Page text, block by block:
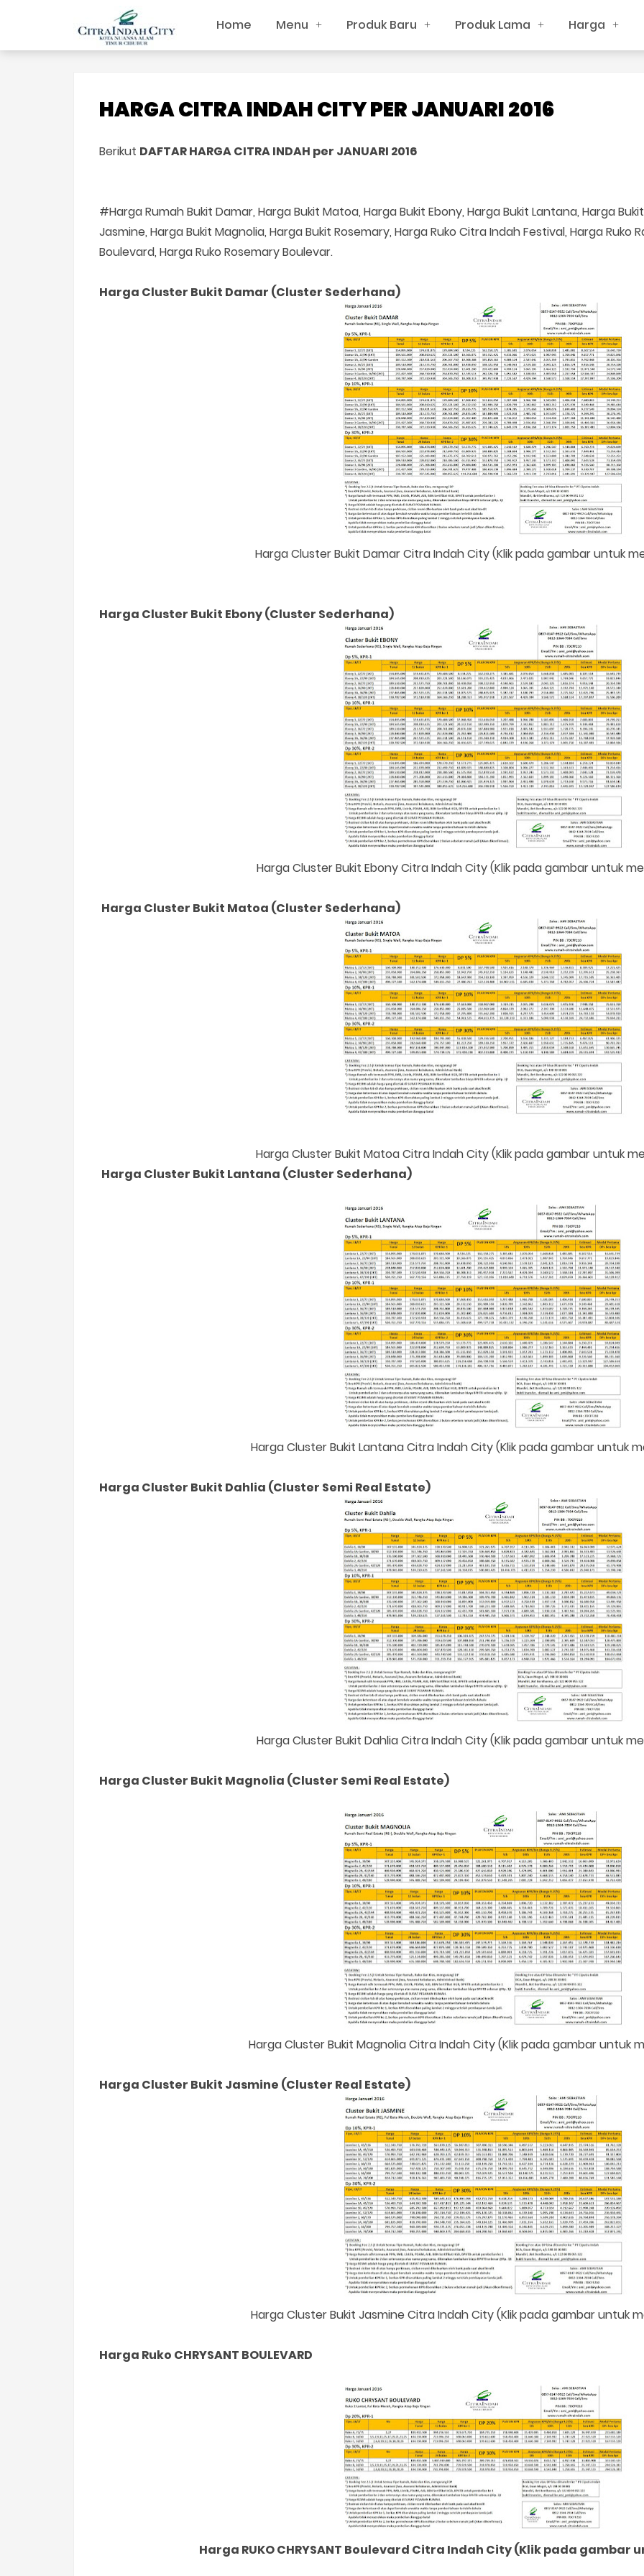
Home Menu Produk Baru Produk Lama Harga
HARGA CITRA INDAH CITY PER JANUARI 2016
Berikut DAFTAR HARGA CITRA INDAH per JANUARI 2016
#Harga Rumah Bukit Damar, Harga Bukit Matoa, Harga Bukit Ebony, Harga Bukit Lantana, Harga
Jasmine, Harga Bukit Magnolia, Harga Bukit Rosemary, Harga Ruko Citra Indah Festival, Harga Ruko
Boulevard, Harga Ruko Rosemary Boulevar.
Harga Cluster Bukit Damar (Cluster Sederhana)
Harga Cluster Bukit Damar Citra Indah City (Klik pada gambar untuk
Harga Cluster Bukit Ebony(Cluster Sederhana)
Harga Cluster Bukit Ebony Citra Indah City (Klik pada gambar untuk
Harga Cluster Bukit Matoa (Cluster Sederhana)
Harga Cluster Bukit Matoa Citra Indah City (Klik pada gambar untuk
Harga Cluster Bukit Lantana (Cluster Sederhana)
Harga Cluster Bukit Lantana Citra Indah City (Klik pada gambar untuk
Harga Cluster Bukit Dahlia (Cluster Semi Real Estate)
Harga Cluster Bukit Dahlia Citra Indah City (Klik pada gambar untuk
Harga Cluster Bukit Magnolia (Cluster Semi Real Estate)
Harga Cluster Bukit Magnolia Citra Indah City (Klik pada gambar untuk
Harga Cluster Bukit Jasmine (Cluster Real Estate)
Harga Cluster Bukit Jasmine Citra Indah City (Klik pada gambar untuk
Harga Ruko CHRYSANT BOULEVARD
Harga RUKOCHRYSANT Boulevard Citra Indah City (Klik pada gambar